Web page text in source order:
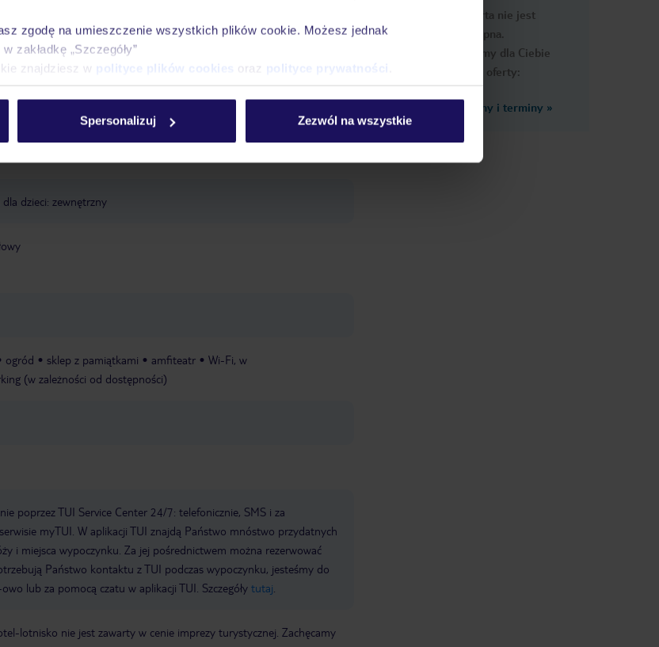
zgodę na umieszczenie wszystkich plików cookie. Możesz jednak
zakładkę „Szczegóły”
znajdziesz w polityce plików cookies oraz polityce prywatności
Spersonalizuj Zezwól na wszystkie
prywatną hotelu) piaszczysta
dla dzieci: zewnętrzny
ogród sklep z pamiątkami amfiteatr
Wi-Fi, w
(w zależności od dostępności)
poprzez TUI Service Center 24/7: telefonicznie, SMS i za
myTUI. W aplikacji TUI znajdą Państwo mnóstwo przydatnych
i miejsca wypoczynku. Za jej pośrednictwem można rezerwować
Państwo kontaktu z TUI podczas wypoczynku, jesteśmy do
lub za pomocą czatu w aplikacji TUI. Szczegóły tutaj
lotnisko nie jest zawarty w cenie imprezy turystycznej. Zachęcamy
Ups, ta oferta nie jest
dostępna.
Przygotowaliśmy dla Ciebie
podobne oferty:
Zobacz inne ceny i terminy »